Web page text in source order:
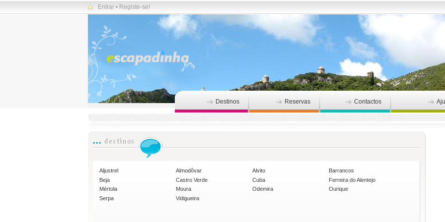
Entrar • Registe-se!
Destinos Reservas Contactos
Aljustrel Almodôvar Alvito
Barrancos
Beja
Castro Verde Cuba
Ferreira do Alentejo
Mértola
Moura Odemira
Ourique
Serpa
Vidigueira